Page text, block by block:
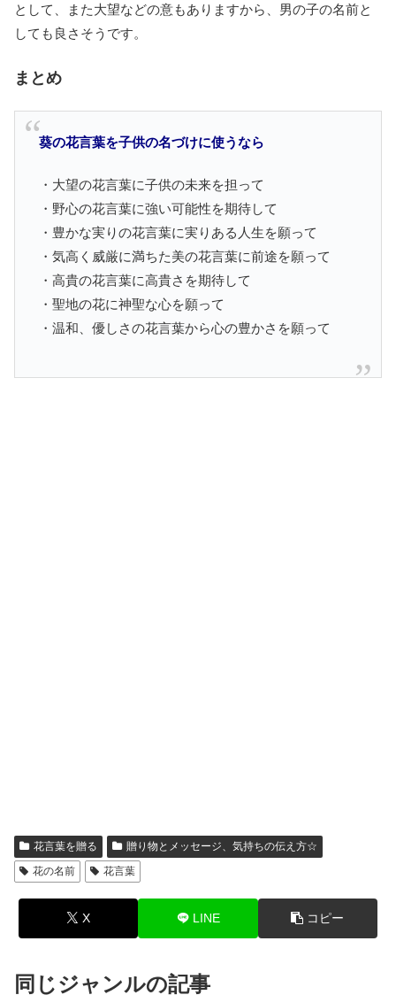
として、また大望などの意もありますから、男の子の名前と
しても良さそうです。
まとめ
葵の花言葉を子供の名づけに使うなら
・大望の花言葉に子供の未来を担って
・野心の花言葉に強い可能性を期待して
・豊かな実りの花言葉に実りある人生を願って
・気高く威厳に満ちた美の花言葉に前途を願って
・高貴の花言葉に高貴さを期待して
・聖地の花に神聖な心を願って
・温和、優しさの花言葉から心の豊かさを願って
花言葉を贈る
贈り物とメッセージ、気持ちの伝え方☆
花の名前
花言葉
X LINE コピー
同じジャンルの記事